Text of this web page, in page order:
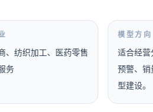
、纺织加工、医药零售
务
模型方向
适合经
预警、
型建设。